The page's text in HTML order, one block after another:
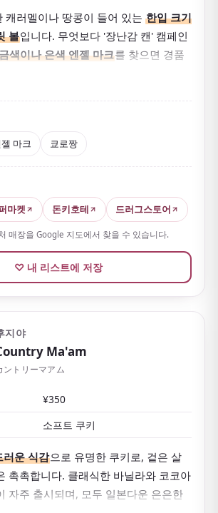
캐러멜이나 땅콩이 들어 있는 한입 크기
볼입니다. 무엇보다 '장난감 캔' 캠페인
색이나 은색 엔젤 마크를 찾으면 경품
당한 단맛이 자꾸 손이 가게 만듭니다.
마크 쿄로짱
마켓 돈키호테 드러그스토어
매장을 Google 지도에서 찾을 수 있습니다.
♡ 내 리스트에 저장
지야
Ma'am
ントリーマアム
¥350
소프트 쿠키
러운 식감으로 유명한 쿠키로, 겉은 살
촉촉합니다. 클래식한 바닐라와 코코아
자주 출시되며, 모두 일본다운 은은한